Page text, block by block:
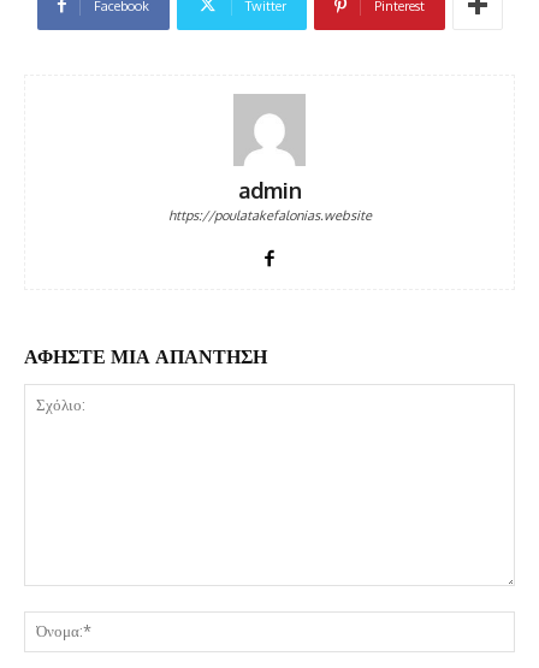
Facebook Twitter Pinterest
admin
https://poulatakefalonias.website
ΑΦΗΣΤΕ ΜΙΑ ΑΠΑΝΤΗΣΗ